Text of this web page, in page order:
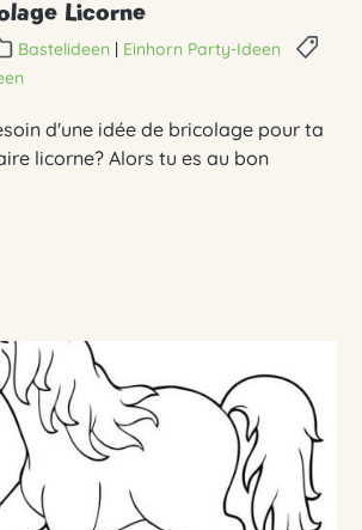
Licorne
Bastelideen | Einhorn Party-Ideen
d'une idée de bricolage pour ta
licorne? Alors tu es au bon